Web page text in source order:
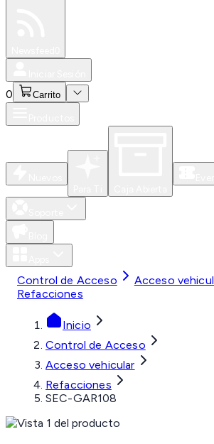
0 Carrito
Control de Acceso
Acceso
Refacciones
Inicio
Control de Acceso
Acceso vehicular
Refacciones
SEC-GAR108